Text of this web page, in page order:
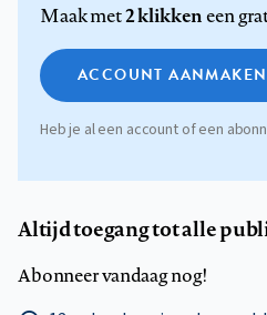
Maak met2 klikkeneen
ACCOUNT AANMAKEN
Heb je al een account of een
Altijd toegang tot alle
Abonneer vandaag nog!